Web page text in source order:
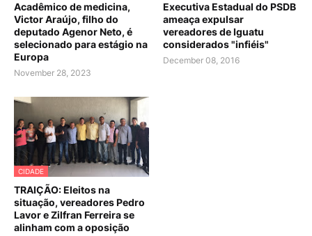
Acadêmico de medicina,
Victor Araújo, filho do
deputado Agenor Neto, é
selecionado para estágio na
Europa
November 28, 2023
Executiva Estadual do PSDB
ameaça expulsar
vereadores de Iguatu
considerados "infiéis"
December 08, 2016
CIDADE
TRAIÇÃO: Eleitos na
situação, vereadores Pedro
Lavor e Zilfran Ferreira se
alinham com a oposição